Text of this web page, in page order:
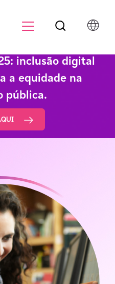
inclusão digital
a equidade na
pública.
Botão de